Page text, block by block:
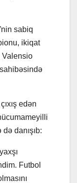
sabiq
ikiqat
Valensio
edən
danışıb:
Futbol